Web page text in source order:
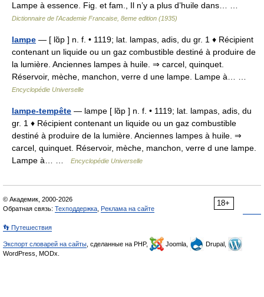
Lampe à essence. Fig. et fam., Il n’y a plus d’huile dans… …
Dictionnaire de l'Academie Francaise, 8eme edition (1935)
lampe — [ lɑ̃p ] n. f. • 1119; lat. lampas, adis, du gr. 1 ♦ Récipient
contenant un liquide ou un gaz combustible destiné à produire de
la lumière. Anciennes lampes à huile. ⇒ carcel, quinquet.
Réservoir, mèche, manchon, verre d une lampe. Lampe à… …
Encyclopédie Universelle
lampe-tempête — lampe [ lɑ̃p ] n. f. • 1119; lat. lampas, adis, du
gr. 1 ♦ Récipient contenant un liquide ou un gaz combustible
destiné à produire de la lumière. Anciennes lampes à huile. ⇒
carcel, quinquet. Réservoir, mèche, manchon, verre d une lampe.
Lampe à… …
Encyclopédie Universelle
18+
© Академик, 2000-2026
Обратная связь: Техподдержка Реклама на сайте
👣 Путешествия
Экспорт словарей на сайты , сделанные на PHP, Joomla,
Drupal,
WordPress, MODx.